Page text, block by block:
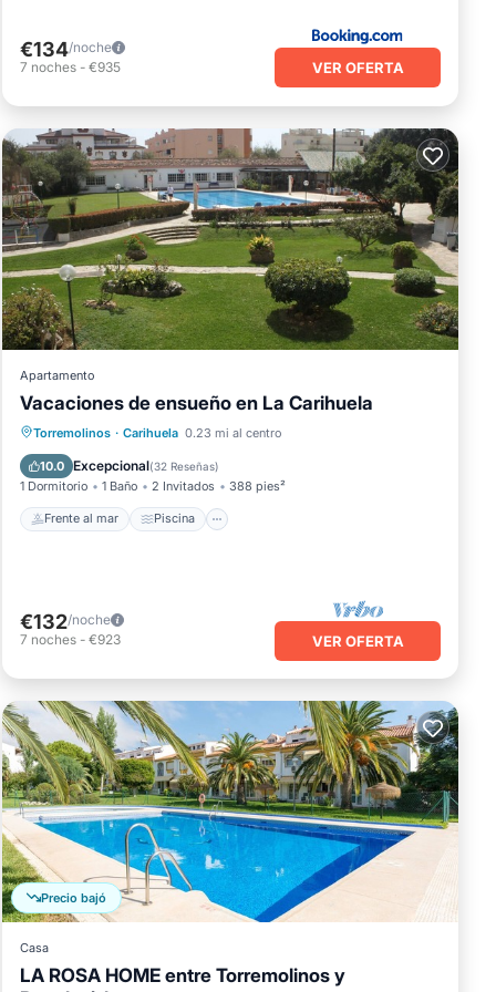
€134/noche
7 noches - €935 VER OFERTA
Apartamento
Vacaciones de ensueño en La Carihuela
Torremolinos · Carihuela 0.23 mi al centro
10.0 Excepcional(32 Reseñas)
1 Dormitorio 1 Baño 2 Invitados 388 pies²
Frente al mar Piscina
Frente al mar Piscina
Balcón/Terraza
€132/noche
7 noches - €923 VER OFERTA
Precio bajó
Casa
LA ROSA HOME entre Torremolinos y